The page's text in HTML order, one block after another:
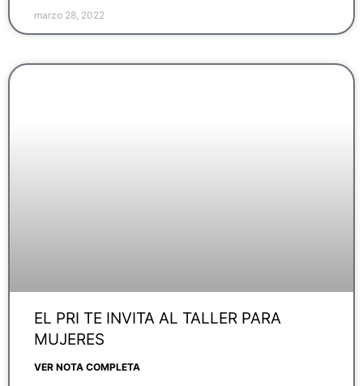
marzo 28, 2022
EL PRI TE INVITA AL TALLER PARA
MUJERES
VER NOTA COMPLETA